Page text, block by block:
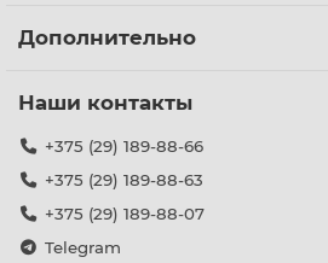
Дополнительно
Наши контакты
+375 (29) 189-88-66
+375 (29) 189-88-63
+375 (29) 189-88-07
Telegram